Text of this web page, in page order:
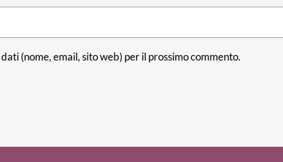
(nome, email, sito web) per il prossimo commento.